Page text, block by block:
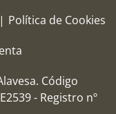
| Política de Cookies
Código
- Registro nº